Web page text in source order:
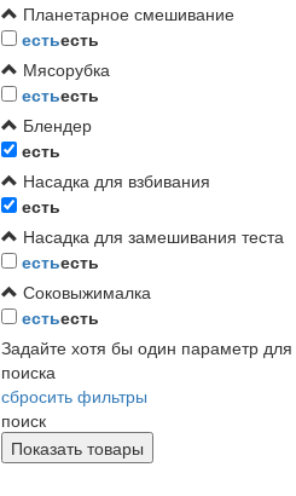
Планетарное смешивание
естьесть
Мясорубка
естьесть
Блендер
есть
Насадка для взбивания
есть
Насадка для замешивания теста
естьесть
Соковыжималка
естьесть
Задайте хотя бы один параметр для
поиска
сбросить фильтры
поиск